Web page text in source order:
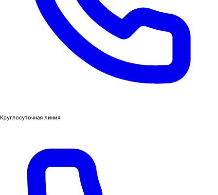
Круглосуточная линия